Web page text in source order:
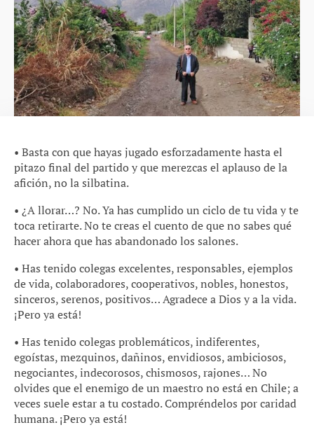
• Basta con que hayas jugado esforzadamente hasta el
pitazo final del partido y que merezcas el aplauso de la
afición, no la silbatina.
• ¿A llorar…? No. Ya has cumplido un ciclo de tu vida y te
toca retirarte. No te creas el cuento de que no sabes qué
hacer ahora que has abandonado los salones.
• Has tenido colegas excelentes, responsables, ejemplos
de vida, colaboradores, cooperativos, nobles, honestos,
sinceros, serenos, positivos… Agradece a Dios y a la vida.
¡Pero ya está!
• Has tenido colegas problemáticos, indiferentes,
egoístas, mezquinos, dañinos, envidiosos, ambiciosos,
negociantes, indecorosos, chismosos, rajones… No
olvides que el enemigo de un maestro no está en Chile; a
veces suele estar a tu costado. Compréndelos por caridad
humana. ¡Pero ya está!